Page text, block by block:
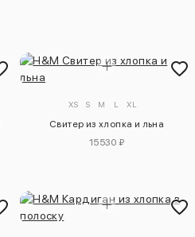
XS S M L XL
Свитер из хлопка и льна
15530 ₽